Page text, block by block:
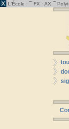
L'École · ˜˜ FX · AX ˜˜